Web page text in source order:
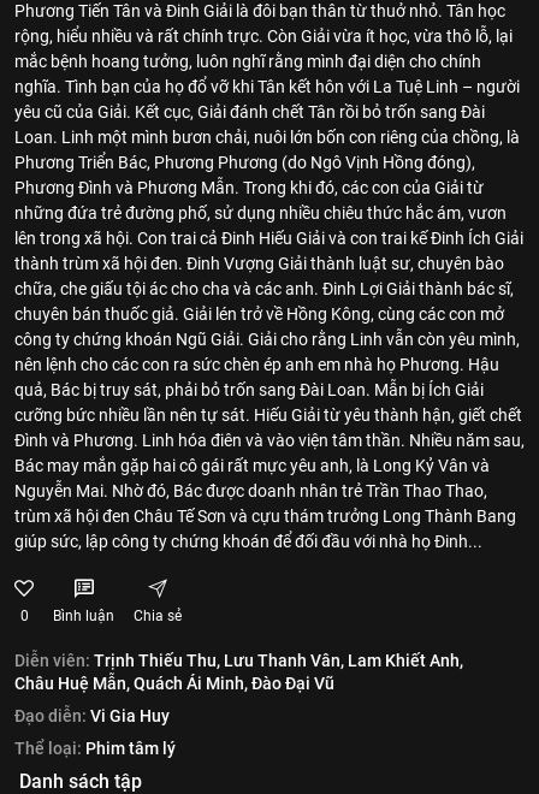
Phương Tiến Tân và Đinh Giải là đôi bạn thân từ thuở nhỏ. Tân học
rộng, hiểu nhiều và rất chính trực. Còn Giải vừa ít học, vừa thô lỗ, lại
mắc bệnh hoang tưởng, luôn nghĩ rằng mình đại diện cho chính
nghĩa. Tình bạn của họ đổ vỡ khi Tân kết hôn với La Tuệ Linh – người
yêu cũ của Giải. Kết cục, Giải đánh chết Tân rồi bỏ trốn sang Đài
Loan. Linh một mình bươn chải, nuôi lớn bốn con riêng của chồng, là
Phương Triển Bác, Phương Phương (do Ngô Vịnh Hồng đóng),
Phương Đình và Phương Mẫn. Trong khi đó, các con của Giải từ
những đứa trẻ đường phố, sử dụng nhiều chiêu thức hắc ám, vươn
lên trong xã hội. Con trai cả Đinh Hiếu Giải và con trai kế Đinh Ích Giải
thành trùm xã hội đen. Đinh Vượng Giải thành luật sư, chuyên bào
chữa, che giấu tội ác cho cha và các anh. Đinh Lợi Giải thành bác sĩ,
chuyên bán thuốc giả. Giải lén trở về Hồng Kông, cùng các con mở
công ty chứng khoán Ngũ Giải. Giải cho rằng Linh vẫn còn yêu mình,
nên lệnh cho các con ra sức chèn ép anh em nhà họ Phương. Hậu
quả, Bác bị truy sát, phải bỏ trốn sang Đài Loan. Mẫn bị Ích Giải
cưỡng bức nhiều lần nên tự sát. Hiếu Giải từ yêu thành hận, giết chết
Đình và Phương. Linh hóa điên và vào viện tâm thần. Nhiều năm sau,
Bác may mắn gặp hai cô gái rất mực yêu anh, là Long Kỷ Vân và
Nguyễn Mai. Nhờ đó, Bác được doanh nhân trẻ Trần Thao Thao,
trùm xã hội đen Châu Tế Sơn và cựu thám trưởng Long Thành Bang
giúp sức, lập công ty chứng khoán để đối đầu với nhà họ Đinh...
0 Bình luận Chia sẻ
Diễn viên: Trịnh Thiếu Thu, Lưu Thanh Vân, Lam Khiết Anh,
Châu Huệ Mẫn,Quách Ái Minh,Đào Đại Vũ
Đạo diễn: Vi Gia Huy
Thể loại: Phim tâm lý
Danh sách tập